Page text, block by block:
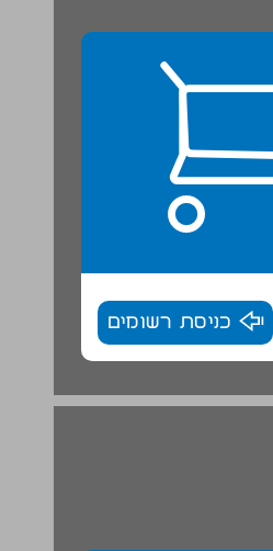
כניסת רשומים